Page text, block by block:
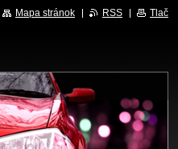
Mapa stránok RSS Tlač